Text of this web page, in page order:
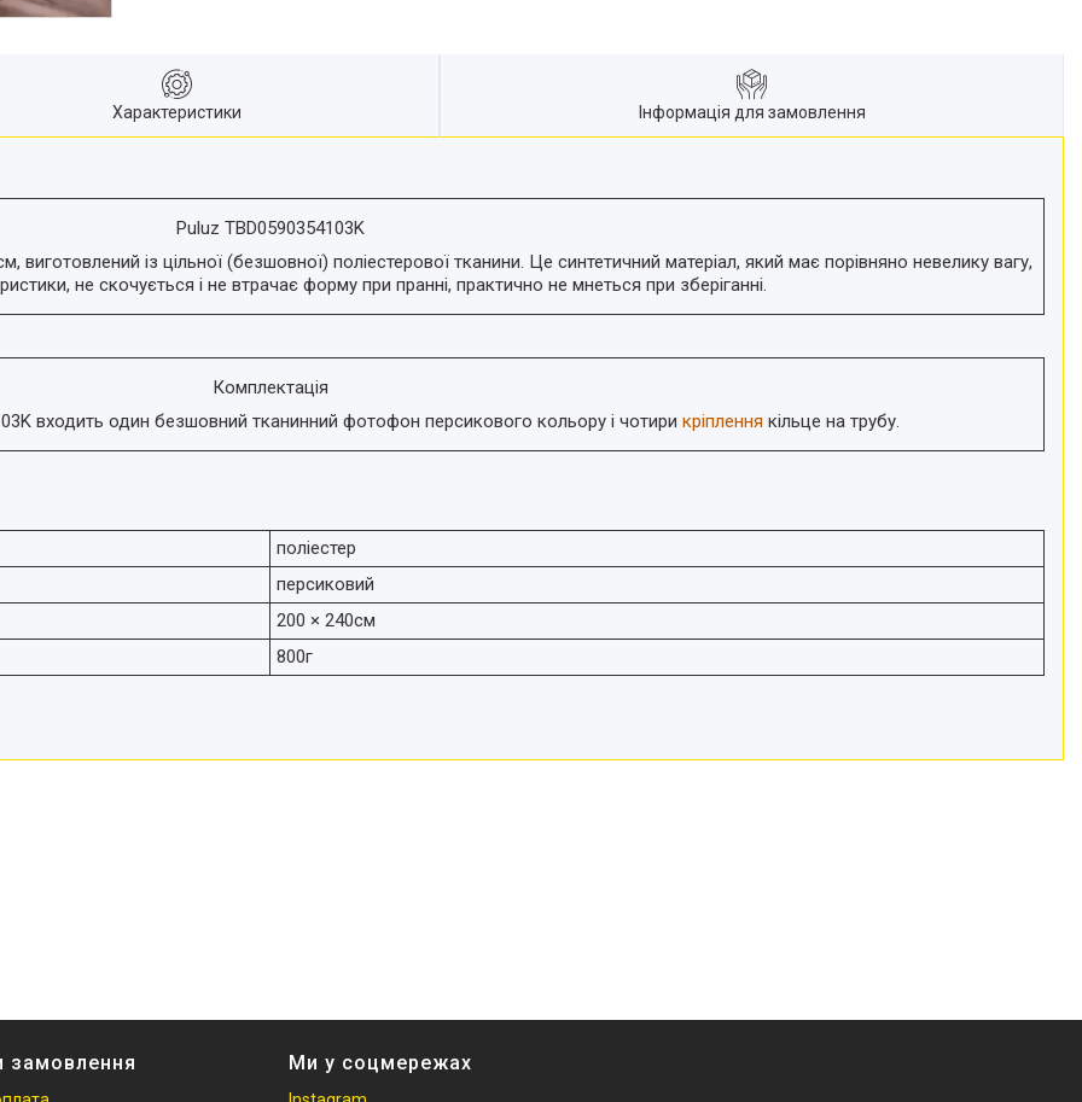
Характеристики Інформація для замовлення
Puluz TBD0590354103K
із цільної (безшовної) поліестерової тканини. Це синтетичний матеріал, який має порівняно невелику вагу,
не скочується і не втрачає форму при пранні, практично не мнеться при зберіганні.
Комплектація
входить один безшовний тканинний фотофон персикового кольору і чотири кріплення кільце на трубу.
поліестер
персиковий
200 × 240см
800г
замовлення Ми у соцмережах